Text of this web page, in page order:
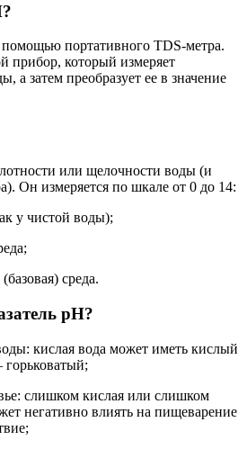
портативного TDS-метра.
прибор, который измеряет
а затем преобразует ее в значение
или щелочности воды (и
Он измеряется по шкале от 0 до 14:
у чистой воды);
среда.
pH?
кислая вода может иметь кислый
горьковатый;
слишком кислая или слишком
негативно влиять на пищеварение